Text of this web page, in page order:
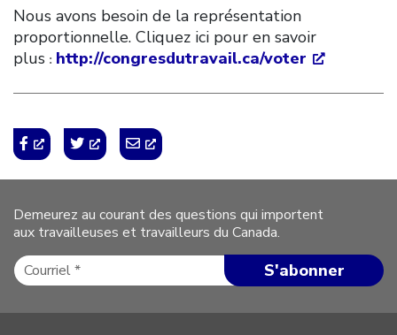
Nous avons besoin de la représentation
proportionnelle. Cliquez ici pour en savoir
plus : http://congresdutravail.ca/voter
Demeurez au courant des questions qui importent
aux travailleuses et travailleurs du Canada.